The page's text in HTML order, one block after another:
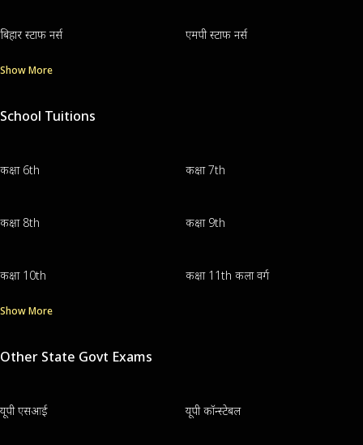
बिहार स्टाफ नर्स एमपी स्टाफ नर्स
Show More
School Tuitions
कक्षा 6th कक्षा 7th
कक्षा 8th कक्षा 9th
कक्षा 10th कक्षा 11th कला वर्ग
Show More
Other State Govt Exams
यूपी एसआई यूपी कॉन्स्टेबल